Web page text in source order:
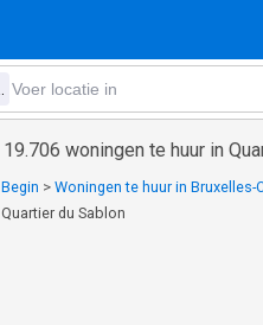
19.706 woningen te huur in
Begin > Woningen te huur in Bruxelles-
Quartier du Sablon